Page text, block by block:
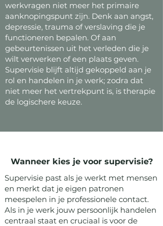
werkvragen niet meer het primaire
aanknopingspunt zijn. Denk aan angst,
depressie, trauma of verslaving die je
functioneren bepalen. Of aan
gebeurtenissen uit het verleden die je
wilt verwerken of een plaats geven.
Supervisie blijft altijd gekoppeld aan je
rol en handelen in je werk; zodra dat
niet meer het vertrekpunt is, is therapie
de logischere keuze.
Wanneer kies je voor supervisie?
Supervisie past als je werkt met mensen
en merkt dat je eigen patronen
meespelen in je professionele contact.
Als in je werk jouw persoonlijk handelen
centraal staat en cruciaal is voor de